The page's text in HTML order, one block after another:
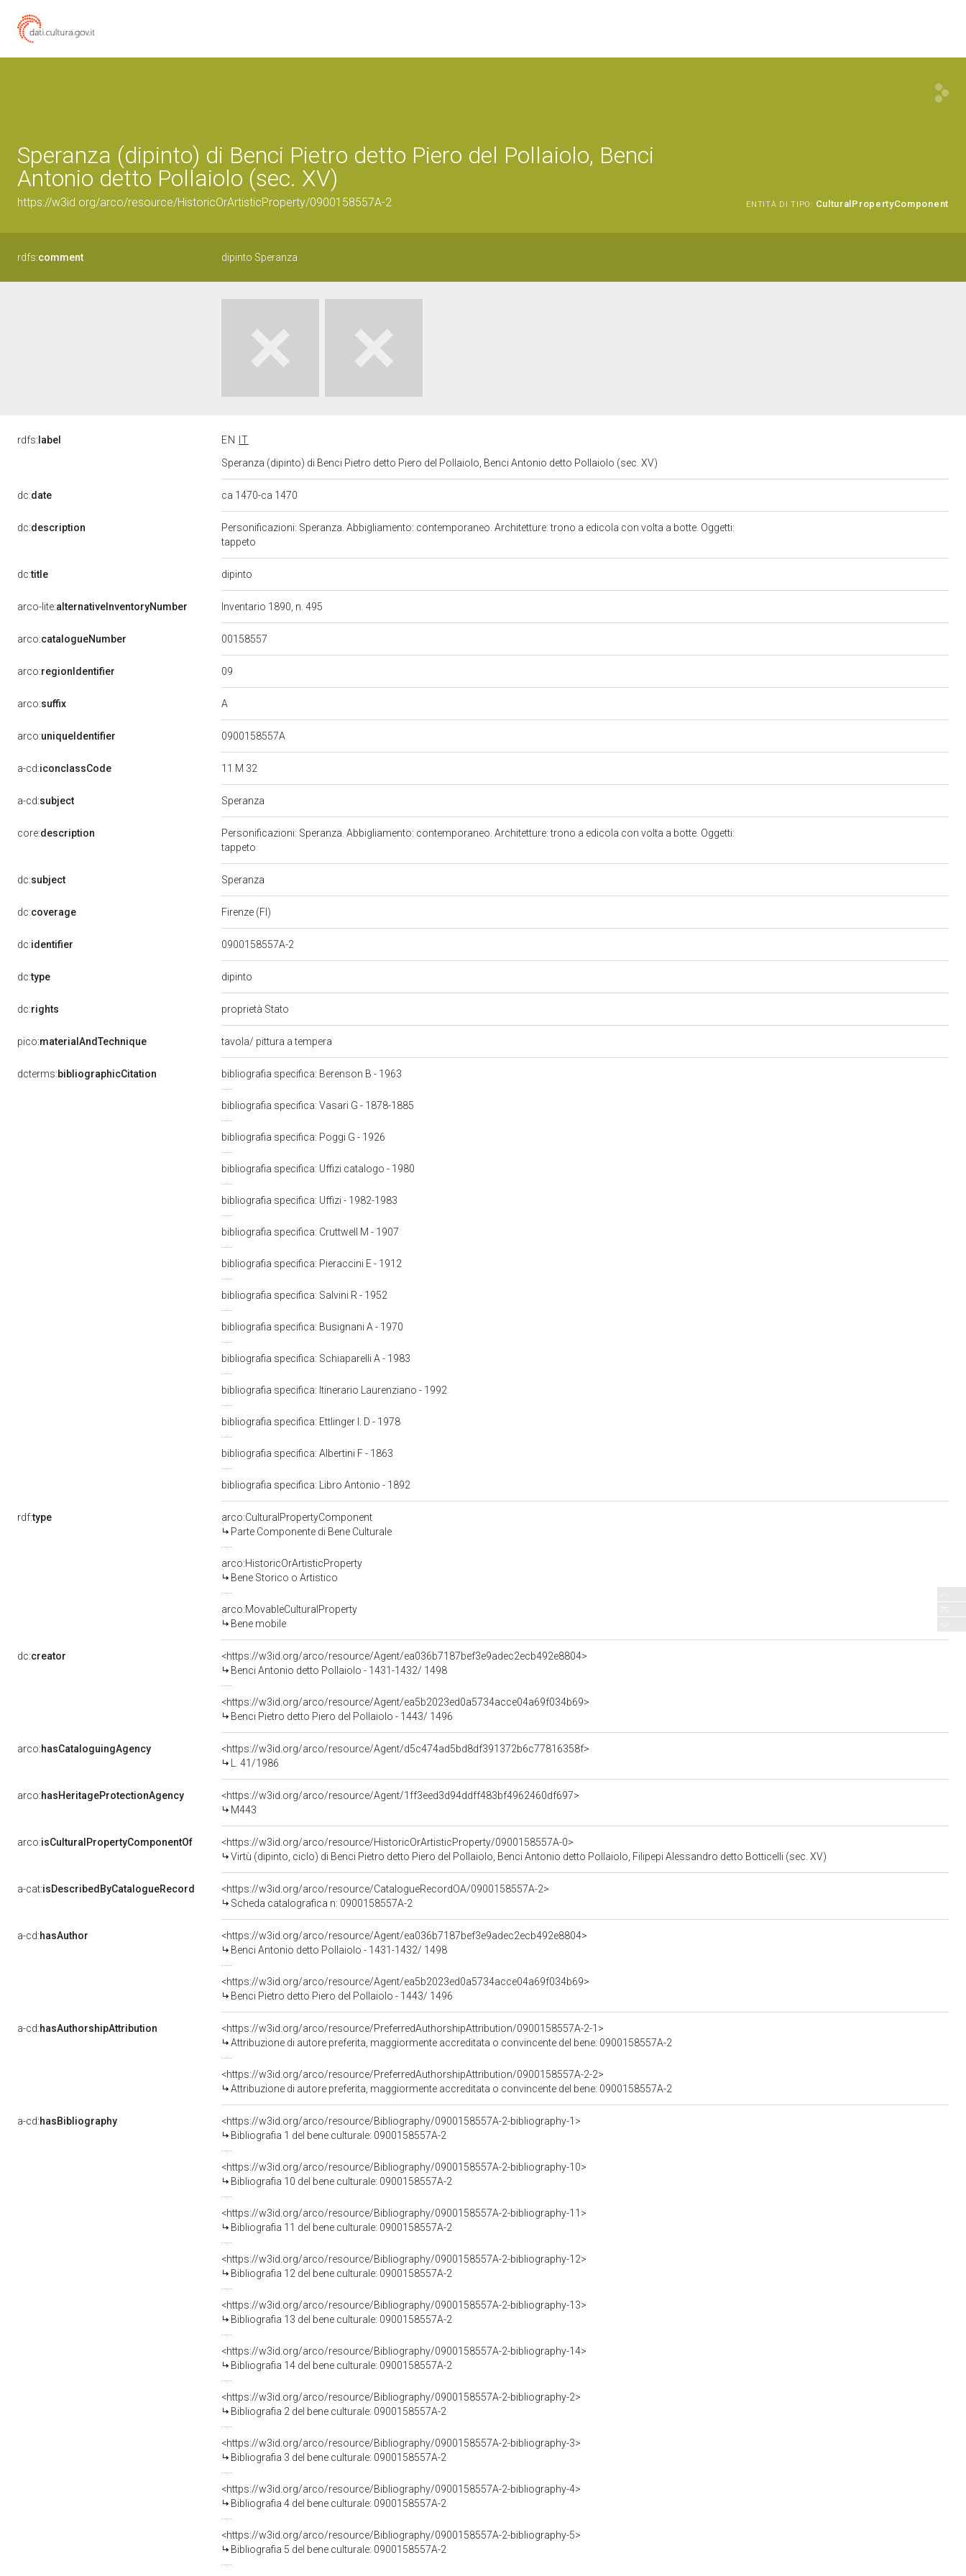
Speranza (dipinto) di Benci Pietro detto Piero del Pollaiolo, Benci
Antonio detto Pollaiolo (sec. XV)
https://w3id.org/arco/resource/HistoricOrArtisticProperty/0900158557A-2 ENTITÀ DI TIPO: CulturalPropertyComponent
rdfs:comment dipinto Speranza
rdfs: label EN
IT
Speranza (dipinto) di Benci Pietro detto Piero del Pollaiolo, Benci Antonio detto Pollaiolo (sec. XV)
dc:date ca 1470-ca 1470
dc:description
Personificazioni: Speranza. Abbigliamento: contemporaneo. Architetture: trono a edicola con volta a botte. Oggetti:
tappeto
dc:title dipinto
arco-lite:alternativeInventoryNumber Inventario 1890, n. 495
arco:catalogueNumber 00158557
arco:regionIdentifier 09
arco:suffix A
arco:uniqueIdentifier 0900158557A
a-cd:iconclassCode 11 M 32
a-cd:subject Speranza
core:description
Personificazioni: Speranza. Abbigliamento: contemporaneo. Architetture: trono a edicola con volta a botte. Oggetti:
tappeto
dc:subject Speranza
dc:coverage Firenze (FI)
dc:identifier 0900158557A-2
dc:type dipinto
dc:rights proprietà Stato
pico:materialAndTechnique tavola/ pittura a tempera
dcterms:bibliographicCitation bibliografia specifica: Berenson B - 1963
bibliografia specifica: Vasari G - 1878-1885
bibliografia specifica: Poggi G - 1926
bibliografia specifica: Uffizi catalogo - 1980
bibliografia specifica: Uffizi - 1982-1983
bibliografia specifica: Cruttwell M - 1907
bibliografia specifica: Pieraccini E - 1912
bibliografia specifica: Salvini R - 1952
bibliografia specifica: Busignani A - 1970
bibliografia specifica: Schiaparelli A - 1983
bibliografia specifica: Itinerario Laurenziano - 1992
bibliografia specifica: Ettlinger I. D - 1978
bibliografia specifica: Albertini F - 1863
bibliografia specifica: Libro Antonio - 1892
rdf:type
arco:CulturalPropertyComponent
Parte Componente di Bene Culturale
arco:HistoricOrArtisticProperty
Bene Storico o Artistico
arco:MovableCulturalProperty
Bene mobile
dc:creator
<https://w3id.org/arco/resource/Agent/ea036b7187bef3e9adec2ecb492e8804>
Benci Antonio detto Pollaiolo - 1431-1432/ 1498
<https://w3id.org/arco/resource/Agent/ea5b2023ed0a5734acce04a69f034b69>
Benci Pietro detto Piero del Pollaiolo - 1443/ 1496
arco:hasCataloguingAgency
<https://w3id.org/arco/resource/Agent/d5c474ad5bd8df391372b6c77816358f>
L. 41/1986
arco:hasHeritageProtectionAgency
<https://w3id.org/arco/resource/Agent/1ff3eed3d94ddff483bf4962460df697>
M443
arco:isCulturalPropertyComponentOf
<https://w3id.org/arco/resource/HistoricOrArtisticProperty/0900158557A-0>
Virtù (dipinto, ciclo) di Benci Pietro detto Piero del Pollaiolo, Benci Antonio detto Pollaiolo, Filipepi Alessandro detto Botticelli (sec. XV)
a-cat:isDescribedByCatalogueRecord
<https://w3id.org/arco/resource/CatalogueRecordOA/0900158557A-2>
Scheda catalografica n: 0900158557A-2
a-cd:hasAuthor
<https://w3id.org/arco/resource/Agent/ea036b7187bef3e9adec2ecb492e8804>
Benci Antonio detto Pollaiolo - 1431-1432/ 1498
<https://w3id.org/arco/resource/Agent/ea5b2023ed0a5734acce04a69f034b69>
Benci Pietro detto Piero del Pollaiolo - 1443/ 1496
a-cd:hasAuthorshipAttribution
<https://w3id.org/arco/resource/PreferredAuthorshipAttribution/0900158557A-2-1>
Attribuzione di autore preferita, maggiormente accreditata o convincente del bene: 0900158557A-2
<https://w3id.org/arco/resource/PreferredAuthorshipAttribution/0900158557A-2-2>
Attribuzione di autore preferita, maggiormente accreditata o convincente del bene: 0900158557A-2
a-cd:hasBibliography
<https://w3id.org/arco/resource/Bibliography/0900158557A-2-bibliography-1>
Bibliografia 1 del bene culturale: 0900158557A-2
<https://w3id.org/arco/resource/Bibliography/0900158557A-2-bibliography-10>
Bibliografia 10 del bene culturale: 0900158557A-2
<https://w3id.org/arco/resource/Bibliography/0900158557A-2-bibliography-11>
Bibliografia 11 del bene culturale: 0900158557A-2
<https://w3id.org/arco/resource/Bibliography/0900158557A-2-bibliography-12>
Bibliografia 12 del bene culturale: 0900158557A-2
<https://w3id.org/arco/resource/Bibliography/0900158557A-2-bibliography-13>
Bibliografia 13 del bene culturale: 0900158557A-2
<https://w3id.org/arco/resource/Bibliography/0900158557A-2-bibliography-14>
Bibliografia 14 del bene culturale: 0900158557A-2
<https://w3id.org/arco/resource/Bibliography/0900158557A-2-bibliography-2>
Bibliografia 2 del bene culturale: 0900158557A-2
<https://w3id.org/arco/resource/Bibliography/0900158557A-2-bibliography-3>
Bibliografia 3 del bene culturale: 0900158557A-2
<https://w3id.org/arco/resource/Bibliography/0900158557A-2-bibliography-4>
Bibliografia 4 del bene culturale: 0900158557A-2
<https://w3id.org/arco/resource/Bibliography/0900158557A-2-bibliography-5>
Bibliografia 5 del bene culturale: 0900158557A-2